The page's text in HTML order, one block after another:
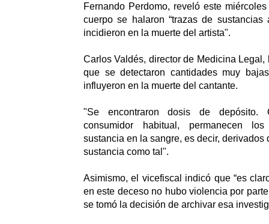
Fernando Perdomo, reveló este
cuerpo se halaron “trazas de sustancias
incidieron en la muerte del artista".
Carlos Valdés, director de Medicina
que se detectaron cantidades muy
influyeron en la muerte del cantante.
"Se encontraron dosis de depósito.
consumidor habitual, permanecen
sustancia en la sangre, es decir, derivados
sustancia como tal".
Asimismo, el vicefiscal indicó que “es
en este deceso no hubo violencia por
se tomó la decisión de archivar esa